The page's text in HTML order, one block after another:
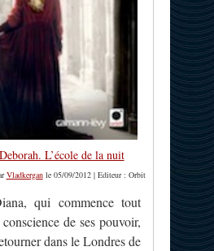
L’école de la nuit
Vladkerganle 05/09/2012 | Editeur : Orbit
qui commence tout
de ses pouvoir,
dans le Londres de